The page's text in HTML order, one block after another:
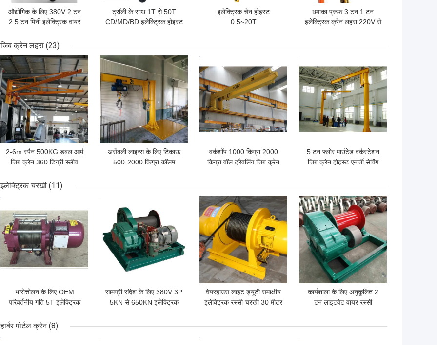
औद्योगिक के लिए 380V 2 टन
2.5 टन मिनी इलेक्ट्रिक वायर
ट्रॉली के साथ 1T से 50T
CD/MD/BD इलेक्ट्रिक होइस्ट
इलेक्ट्रिक चेन होइस्ट
0.5~20T
धमाका प्रूफ 3 टन 1 टन
इलेक्ट्रिक क्रेन लहरा 220V से
जिब क्रेन लहरा (23)
2-6m स्पैन 500KG डबल आर्म
जिब क्रेन 360 डिग्री स्लीव
सबसे अच्छी कीमत
असेंबली लाइन्स के लिए टिकाऊ
500-2000 किग्रा कॉलम
सबसे अच्छी कीमत
वर्कशॉप 1000 किग्रा 2000
किग्रा वॉल ट्रैवलिंग जिब क्रेन
5 टन फ्लोर माउंटेड वर्कस्टेशन
जिब क्रेन होइस्ट एनर्जी सेविंग
इलेक्ट्रिक चरखी (11)
भारोत्तोलन के लिए OEM
परिवर्तनीय गति 5T इलेक्ट्रिक
सामग्री संदेश के लिए 380V 3P
5KN से 650KN इलेक्ट्रिक
वेयरहाउस लाइट ड्यूटी समाक्षीय
इलेक्ट्रिक रस्सी चरखी 30 मीटर
सबसे अच्छी कीमत
कार्यशाला के लिए अनुकूलित 2
टन लाइटवेट वायर रस्सी
सबसे अच्छी कीमत
हार्बर पोर्टल क्रेन (8)